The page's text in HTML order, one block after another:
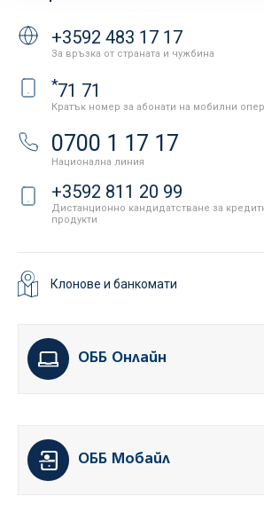
+3592 483 17 17
За връзка от страната и чужбина
*71 71
Кратък номер за абонати на мобилни
0700 1 17 17
Национална линия
+3592 811 20 99
Дистанционно кандидатстване за
продукти
Клонове и банкомати
ОББ Онлайн
ОББ Мобайл